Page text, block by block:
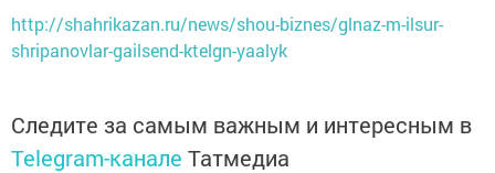
http://shahrikazan.ru/news/shou-biznes/glnaz-m-ilsur-
shripanovlar-gailsend-ktelgn-yaalyk
Следите за самым важным и интересным в
Telegram-канале Татмедиа